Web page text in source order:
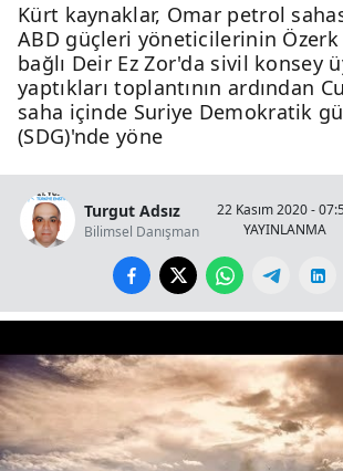
Kürt kaynaklar, Omar petrol
ABD güçleri yöneticilerinin
bağlı Deir Ez Zor'da sivil konsey
yaptıkları toplantının ardından
saha içinde Suriye Demokratik
(SDG)'nde yöne
Turgut Adsız
Bilimsel Danışman
22 Kasım 2020 -
YAYINLANMA